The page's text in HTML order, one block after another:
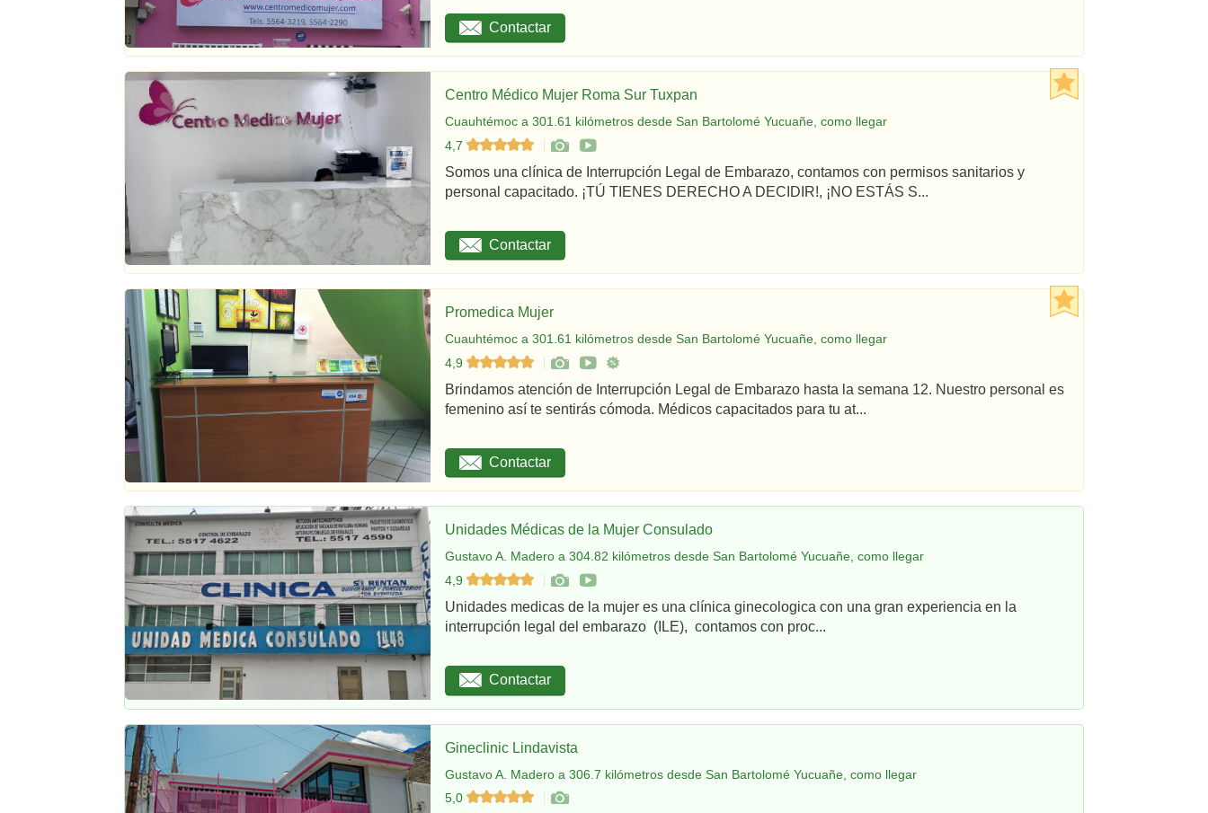
Contactar
Centro Médico Mujer Roma Sur Tuxpan
Cuauhtémoc a 301.61 kilómetros desde San Bartolomé Yucuañe, como llegar
4,7
Somos una clínica de Interrupción Legal de Embarazo, contamos con permisos sanitarios y
personal capacitado. ¡TÚ TIENES DERECHO A DECIDIR!, ¡NO ESTÁS S...
Contactar
Promedica Mujer
Cuauhtémoc a 301.61 kilómetros desde San Bartolomé Yucuañe, como llegar
4,9
Brindamos atención de Interrupción Legal de Embarazo hasta la semana 12. Nuestro personal es
femenino así te sentirás cómoda. Médicos capacitados para tu at...
Contactar
Unidades Médicas de la Mujer Consulado
Gustavo A. Madero a 304.82 kilómetros desde San Bartolomé Yucuañe, como llegar
4,9
Unidades medicas de la mujer es una clínica ginecologica con una gran experiencia en la
interrupción legal del embarazo (ILE), contamos con proc...
Contactar
Gineclinic Lindavista
Gustavo A. Madero a 306.7 kilómetros desde San Bartolomé Yucuañe, como llegar
5,0